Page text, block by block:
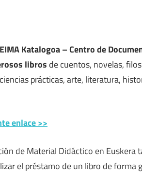
Katalogoa – Centro de
libros de cuentos, novelas,
prácticas, arte, literatura,
enlace >>
de Material Didáctico en Euskera
el préstamo de un libro de forma